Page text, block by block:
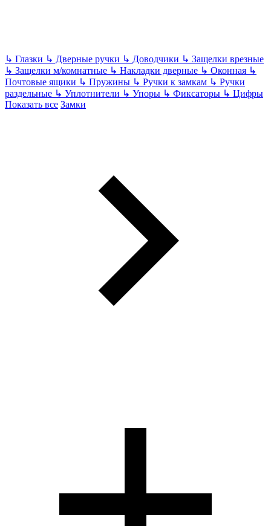
↳ Глазки ↳ Дверные ручки ↳ Доводчики ↳ Защелки врезные
↳ Защелки м/комнатные ↳ Накладки дверные ↳ Оконная ↳
Почтовые ящики ↳ Пружины ↳ Ручки к замкам ↳ Ручки
раздельные ↳ Уплотнители ↳ Упоры ↳ Фиксаторы ↳ Цифры
Показать все Замки